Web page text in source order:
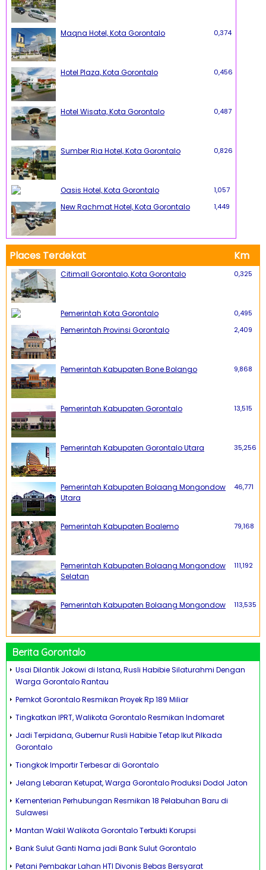
Maqna Hotel, Kota Gorontalo 0,374
Hotel Plaza, Kota Gorontalo 0,456
Hotel Wisata, Kota Gorontalo 0,487
Sumber Ria Hotel, Kota Gorontalo 0,826
Oasis Hotel, Kota Gorontalo 1,057
New Rachmat Hotel, Kota Gorontalo 1,449
Places Terdekat Km
Citimall Gorontalo, Kota Gorontalo 0,325
Pemerintah Kota Gorontalo 0,495
Pemerintah Provinsi Gorontalo 2,409
Pemerintah Kabupaten Bone Bolango 9,868
Pemerintah Kabupaten Gorontalo 13,515
Pemerintah Kabupaten Gorontalo Utara 35,256
Pemerintah Kabupaten Bolaang Mongondow
Utara
46,771
Pemerintah Kabupaten Boalemo 79,168
Pemerintah Kabupaten Bolaang Mongondow
Selatan
111,192
Pemerintah Kabupaten Bolaang Mongondow 113,535
Berita Gorontalo
Usai Dilantik Jokowi di Istana, Rusli Habibie Silaturahmi Dengan
Warga Gorontalo Rantau
Pemkot Gorontalo Resmikan Proyek Rp 189 Miliar
Tingkatkan IPRT, Walikota Gorontalo Resmikan Indomaret
Jadi Terpidana, Gubernur Rusli Habibie Tetap Ikut Pilkada
Gorontalo
Tiongkok Importir Terbesar di Gorontalo
Jelang Lebaran Ketupat, Warga Gorontalo Produksi Dodol Jaton
Kementerian Perhubungan Resmikan 18 Pelabuhan Baru di
Sulawesi
Mantan Wakil Walikota Gorontalo Terbukti Korupsi
Bank Sulut Ganti Nama jadi Bank Sulut Gorontalo
Petani Pembakar Lahan HTI Divonis Bebas Bersyarat